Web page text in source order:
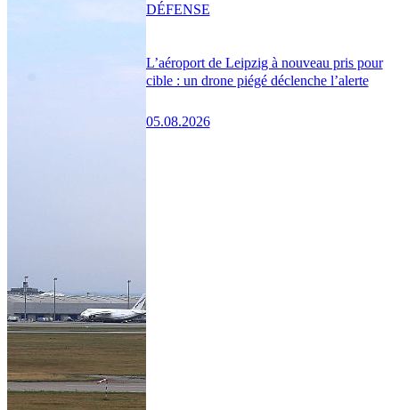
L’aéroport de Leipzig à nouveau pris pour
cible : un drone piégé déclenche l’alerte
05.08.2026
DÉFENSE